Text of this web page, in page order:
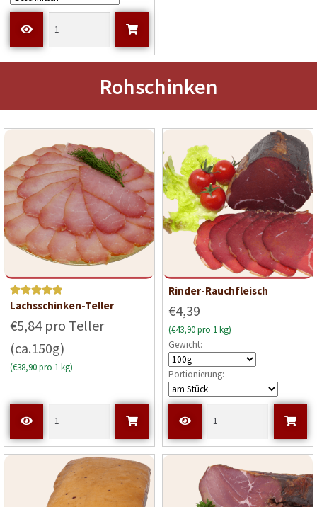
Rohschinken
Bewerte
von 5
Lachsschinken-Teller
€5,84 pro Teller
(ca.150g)
(€38,90 pro 1 kg)
Rinder-Rauchfleisch
€4,39
(€43,90 pro 1 kg)
Gewicht:
Portionierung: